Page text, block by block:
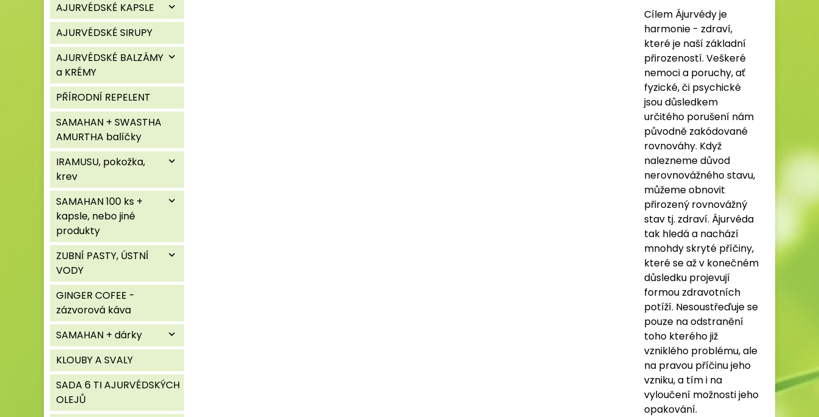
AJURVÉDSKÉ KAPSLE
expand_more
AJURVÉDSKÉ SIRUPY
AJURVÉDSKÉ BALZÁMY
a KRÉMY
expand_more
PŘÍRODNÍ REPELENT
SAMAHAN + SWASTHA
AMURTHA balíčky
IRAMUSU, pokožka,
krev
expand_more
SAMAHAN 100 ks +
kapsle, nebo jiné
produkty
expand_more
ZUBNÍ PASTY, ÚSTNÍ
VODY
expand_more
GINGER COFEE -
zázvorová káva
SAMAHAN + dárky
expand_more
KLOUBY A SVALY
SADA 6 TI AJURVÉDSKÝCH
OLEJŮ
Cílem Ájurvédy je
harmonie - zdraví,
které je naší základní
přirozeností. Veškeré
nemoci a poruchy, ať
fyzické, či psychické
jsou důsledkem
určitého porušení nám
původně zakódované
rovnováhy. Když
nalezneme důvod
nerovnovážného stavu,
můžeme obnovit
přirozený rovnovážný
stav tj. zdraví. Ájurvéda
tak hledá a nachází
mnohdy skryté příčiny,
které se až v konečném
důsledku projevují
formou zdravotních
potíží. Nesoustřeďuje se
pouze na odstranění
toho kterého již
vzniklého problému, ale
na pravou příčinu jeho
vzniku, a tím i na
vyloučení možnosti jeho
opakování.